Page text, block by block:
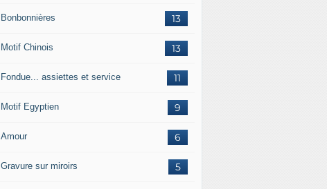
13
Bonbonnières
13
Motif Chinois
11
Fondue... assiettes et service
9
Motif Egyptien
6
Amour
5
Gravure sur miroirs